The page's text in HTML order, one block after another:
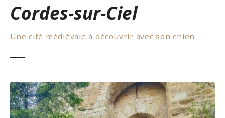
Cordes-sur-Ciel
Une cité médiévale à découvrir avec son chien